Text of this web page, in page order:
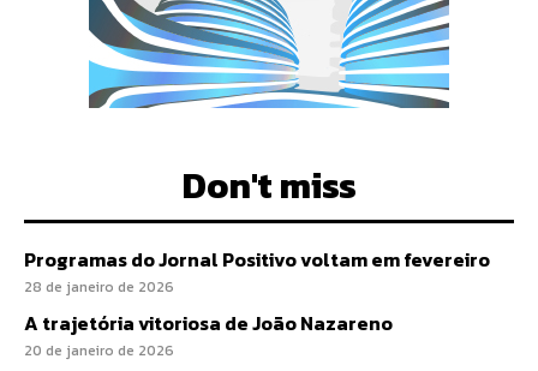
Don't miss
Programas do Jornal Positivo voltam em fevereiro
28 de janeiro de 2026
A trajetória vitoriosa de João Nazareno
20 de janeiro de 2026